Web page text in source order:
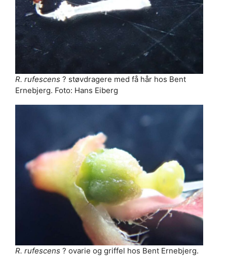
R. rufescens ? støvdragere med få hår hos Bent
Ernebjerg. Foto: Hans Eiberg
R. rufescens ? ovarie og griffel hos Bent Ernebjerg.